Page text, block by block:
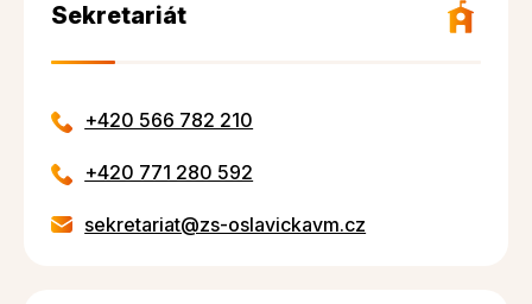
Sekretariát
+420 566 782 210
+420 771 280 592
sekretariat@zs-oslavickavm.cz